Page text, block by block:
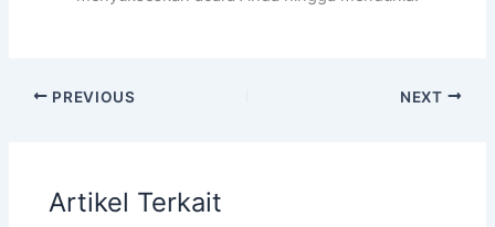
PREVIOUS NEXT
Artikel Terkait